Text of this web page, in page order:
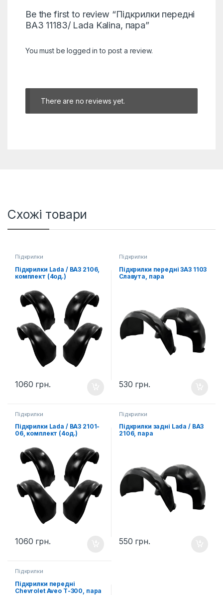
Be the first to review “Підкрилки передні
ВАЗ 11183/ Lada Kalina, пара”
You must belogged in to post a review.
There are no reviews yet.
Схожі товари
Підкрилки
Підкрилки Lada / ВАЗ 2106,
комплект (4од.)
1060 грн.
Підкрилки
Підкрилки передні ЗАЗ 1103
Славута, пара
530 грн.
Підкрилки
Підкрилки Lada / ВАЗ 2101-
06, комплект (4од.)
1060 грн.
Підкрилки
Підкрилки задні Lada / ВАЗ
2106, пара
550 грн.
Підкрилки
Підкрилки передні
Chevrolet Aveo Т-300, пара